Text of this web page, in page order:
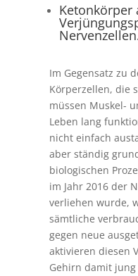
Ketonkörper
Im Gegensatz zu
Körperzellen, die
müssen Muskel-
Leben lang
nicht einfach
aber ständig
biologischen
im Jahr 2016 der
verliehen wurde,
sämtliche
gegen neue
aktivieren diesen
Gehirn damit